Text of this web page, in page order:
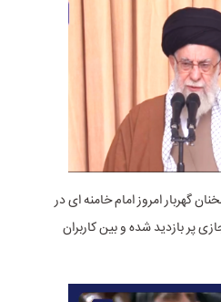
گهربار امروز امام خامنه ای در
پر بازدید شده و بین کاربران